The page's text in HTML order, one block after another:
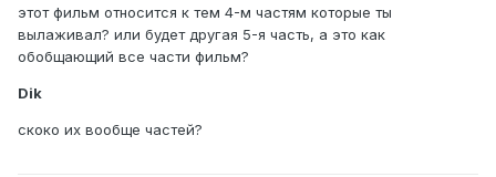
этот фильм относится к тем 4-м частям которые ты
вылаживал? или будет другая 5-я часть, а это как
обобщающий все части фильм?
Dik
скоко их вообще частей?